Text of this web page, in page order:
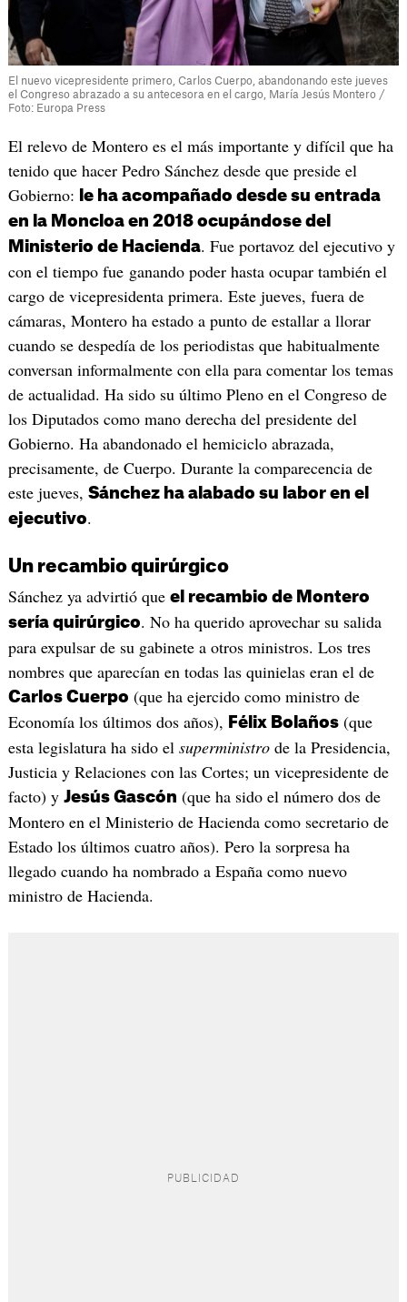
El nuevo vicepresidente primero, Carlos Cuerpo, abandonando este jueves
el Congreso abrazado a su antecesora en el cargo, María Jesús Montero /
Foto: Europa Press
El relevo de Montero es el más importante y difícil que ha
tenido que hacer Pedro Sánchez desde que preside el
Gobierno:
le ha acompañado desde su entrada
en la Moncloa en 2018 ocupándose del
Ministerio de Hacienda. Fue portavoz del ejecutivo y
con el tiempo fue ganando poder hasta ocupar también el
cargo de vicepresidenta primera. Este jueves, fuera de
cámaras, Montero ha estado a punto de estallar a llorar
cuando se despedía de los periodistas que habitualmente
conversan informalmente con ella para comentar los temas
de actualidad. Ha sido su último Pleno en el Congreso de
los Diputados como mano derecha del presidente del
Gobierno. Ha abandonado el hemiciclo abrazada,
precisamente, de Cuerpo. Durante la comparecencia de
este jueves, Sánchez ha alabado su labor en el
ejecutivo.
Un recambio quirúrgico
Sánchez ya advirtió que el recambio de Montero
sería quirúrgico. No ha querido aprovechar su salida
para expulsar de su gabinete a otros ministros. Los tres
nombres que aparecían en todas las quinielas eran el de
Carlos Cuerpo (que ha ejercido como ministro de
Economía los últimos dos años), Félix Bolaños(que
esta legislatura ha sido el superministrode la Presidencia,
Justicia y Relaciones con las Cortes; un vicepresidente de
facto) y Jesús Gascón (que ha sido el número dos de
Montero en el Ministerio de Hacienda como secretario de
Estado los últimos cuatro años). Pero la sorpresa ha
llegado cuando ha nombrado a España como nuevo
ministro de Hacienda.